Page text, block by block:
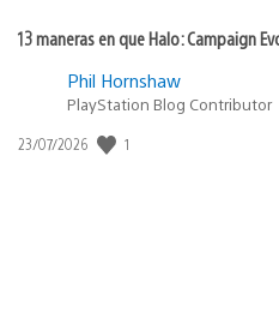
13 maneras en que Halo: Campaign
Phil Hornshaw
PlayStation Blog Contributor
Fecha
23/07/2026 1